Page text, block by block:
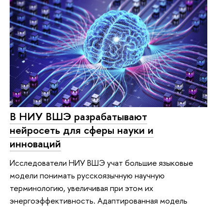
В НИУ ВШЭ разрабатывают
нейросеть для сферы науки и
инноваций
Исследователи НИУ ВШЭ учат большие языковые
модели понимать русскоязычную научную
терминологию, увеличивая при этом их
энергоэффективность. Адаптированная модель